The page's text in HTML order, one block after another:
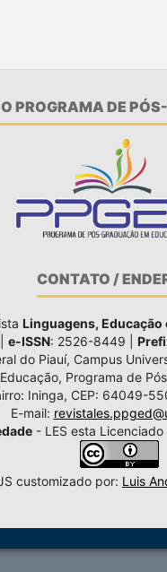
PROGRAMA DE
CONTATO /
Linguagens, Educação
e-ISSN: 2526-8449 |
do Piauí, Campus
Programa de
Ininga, CEP: 64049-
E-mail:
- LES esta Licenciado
customizado por: Luis